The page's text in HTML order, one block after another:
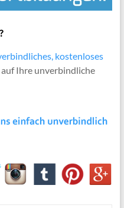
kostenloses
Ihre unverbindliche